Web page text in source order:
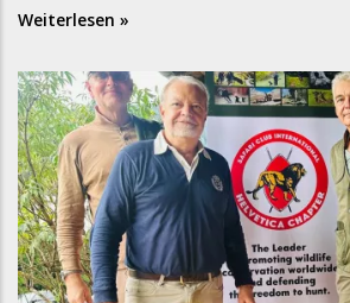
Weiterlesen »